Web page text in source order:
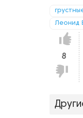
Леонид
8
Не